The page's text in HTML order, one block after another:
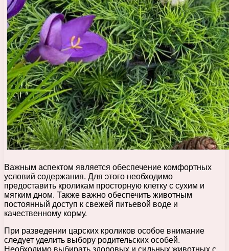
Важным аспектом является обеспечение комфортных
условий содержания. Для этого необходимо
предоставить кроликам просторную клетку с сухим и
мягким дном. Также важно обеспечить животным
постоянный доступ к свежей питьевой воде и
качественному корму.
При разведении царских кроликов особое внимание
следует уделить выбору родительских особей.
Необходимо выбирать здоровых и сильных животных с